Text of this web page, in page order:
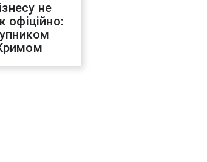
не
офіційно: